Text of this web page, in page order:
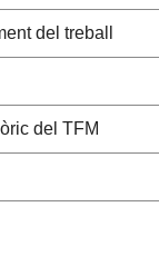
del treball
del TFM